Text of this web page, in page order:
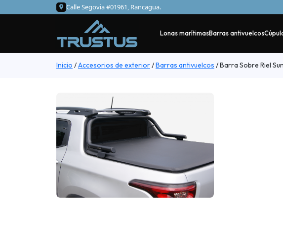
Calle Segovia #01961, Rancagua.
Lonas marítimasBarras antivuelcos
Inicio /Accesorios de exterior/Barras antivuelcos /Barra Sobre Riel